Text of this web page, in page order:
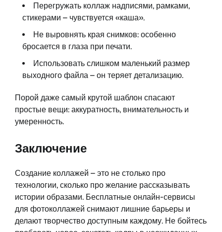
Перегружать коллаж надписями, рамками,
стикерами – чувствуется «каша».
Не выровнять края снимков: особенно
бросается в глаза при печати.
Использовать слишком маленький размер
выходного файла – он теряет детализацию.
Порой даже самый крутой шаблон спасают
простые вещи: аккуратность, внимательность и
умеренность.
Заключение
Создание коллажей – это не столько про
технологии, сколько про желание рассказывать
истории образами. Бесплатные онлайн-сервисы
для фотоколлажей снимают лишние барьеры и
делают творчество доступным каждому. Не бойтесь